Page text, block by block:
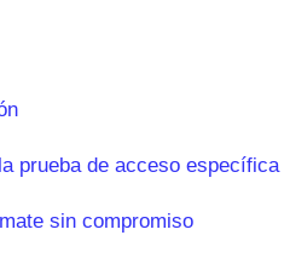
prueba de acceso específica
sin compromiso